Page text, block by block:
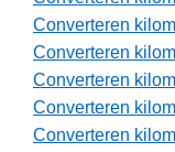
Converteren
Converteren
Converteren
Converteren
Converteren